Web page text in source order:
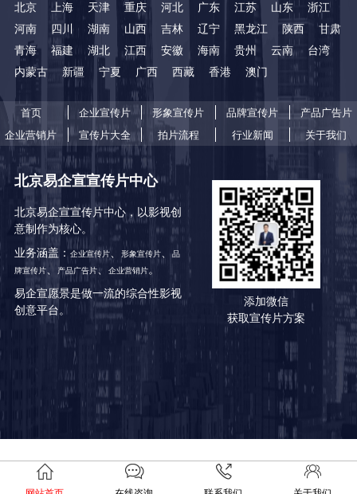
北京 上海 天津 重庆 河北 广东 江苏 山东
浙江
河南
四川 湖南 山西 吉林 辽宁 黑龙江 陕西
甘肃
青海
福建 湖北 江西 安徽 海南 贵州 云南
台湾
内蒙古
新疆 宁夏 广西 西藏 香港 澳门
首页 企业宣传片 形象宣传片 品牌宣传片
产品广告片
企业营销片
宣传片大全 拍片流程 行业新闻 关于我们
北京易企宣宣传片中心
北京易企宣宣传片中心，以影视创
意制作为核心。
业务涵盖：企业宣传片、 形象宣传片、
品
牌宣传片、 产品广告片、 企业营销片。
易企宣愿景是做一流的综合性影视
创意平台。
添加微信
获取宣传片方案